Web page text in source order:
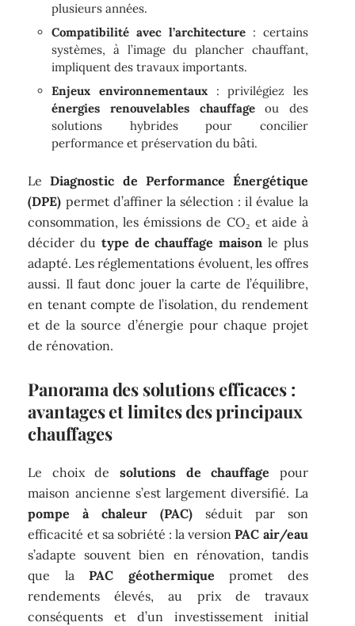
plusieurs années.
Compatibilité avec l’architecture : certains
systèmes, à l’image du plancher chauffant,
impliquent des travaux importants.
Enjeux environnementaux: privilégiez les
énergies renouvelables chauffageou des
solutions hybrides pour concilier
performance et préservation du bâti.
LeDiagnostic de Performance Énergétique
(DPE) permet d’affiner la sélection : il évalue la
consommation, les émissions de CO₂ et aide à
décider du type de chauffage maison le plus
adapté. Les réglementations évoluent, les offres
aussi. Il faut donc jouer la carte de l’équilibre,
en tenant compte de l’isolation, du rendement
et de la source d’énergie pour chaque projet
de rénovation.
Panorama des solutions efficaces :
avantages et limites des principaux
chauffages
Le choix de solutions de chauffage pour
maison ancienne s’est largement diversifié. La
pompe à chaleur (PAC) séduit par son
efficacité et sa sobriété : la versionPAC air/eau
s’adapte souvent bien en rénovation, tandis
que laPAC géothermique promet des
rendements élevés, au prix de travaux
conséquents et d’un investissement initial